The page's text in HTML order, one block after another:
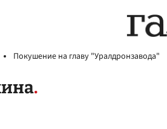
Покушение на главу "Уралдронзавода"